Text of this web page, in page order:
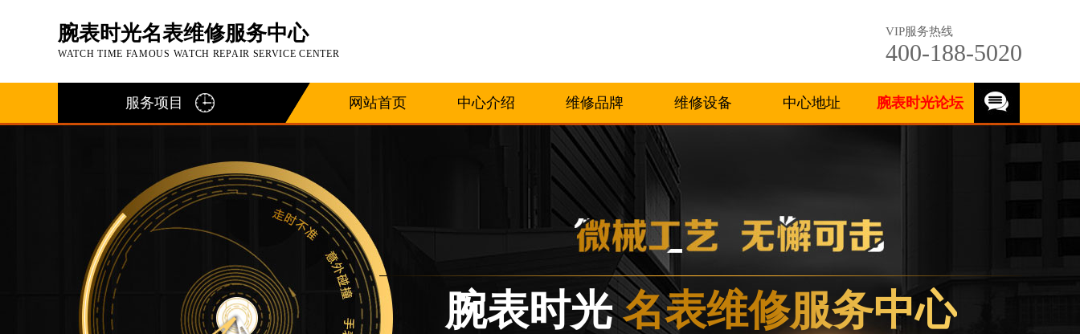
腕表时光名表维修服务中心
WATCH TIME FAMOUS WATCH REPAIR SERVICE CENTER
VIP服务热线
400-188-5020
服务项目 网站首页 中心介绍 维修品牌 维修设备 中心地址 腕表时光论坛
腕表时光 名表维修服务中心